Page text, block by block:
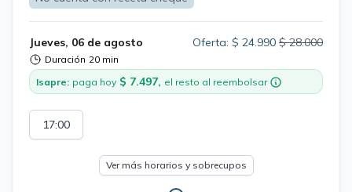
Jueves, 06 de agosto
Duración 20 min
Oferta: $ 24.990 $ 28.000
Isapre: paga hoy $ 7.497, el resto al reembolsar
17:00
Ver más horarios y sobrecupos